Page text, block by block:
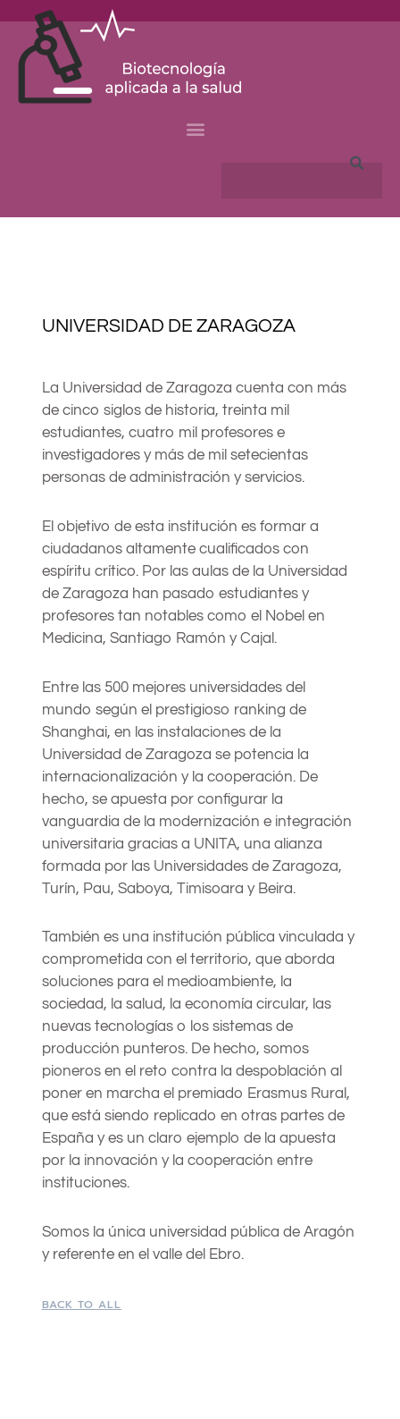
content
Search
UNIVERSIDAD DE ZARAGOZA
La Universidad de Zaragoza cuenta con más
de cinco siglos de historia, treinta mil
estudiantes, cuatro mil profesores e
investigadores y más de mil setecientas
personas de administración y servicios.
El objetivo de esta institución es formar a
ciudadanos altamente cualificados con
espíritu crítico. Por las aulas de la Universidad
de Zaragoza han pasado estudiantes y
profesores tan notables como el Nobel en
Medicina, Santiago Ramón y Cajal.
Entre las 500 mejores universidades del
mundo según el prestigioso ranking de
Shanghai, en las instalaciones de la
Universidad de Zaragoza se potencia la
internacionalización y la cooperación. De
hecho, se apuesta por configurar la
vanguardia de la modernización e integración
universitaria gracias a UNITA, una alianza
formada por las Universidades de Zaragoza,
Turín, Pau, Saboya, Timisoara y Beira.
También es una institución pública vinculada y
comprometida con el territorio, que aborda
soluciones para el medioambiente, la
sociedad, la salud, la economía circular, las
nuevas tecnologías o los sistemas de
producción punteros. De hecho, somos
pioneros en el reto contra la despoblación al
poner en marcha el premiado Erasmus Rural,
que está siendo replicado en otras partes de
España y es un claro ejemplo de la apuesta
por la innovación y la cooperación entre
instituciones.
Somos la única universidad pública de Aragón
y referente en el valle del Ebro.
BACK TO ALL